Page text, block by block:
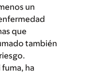
un
que
también
ha